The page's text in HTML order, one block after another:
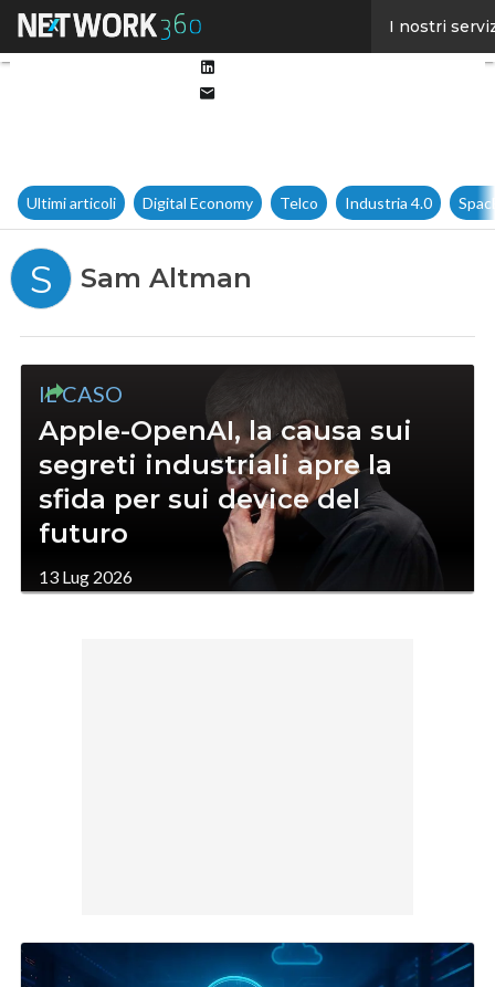
I nostri
Ultimi articoli Digital Economy Telco Industria 4.0
S Sam Altman
IL CASO
Apple-OpenAI, la causa sui
segreti industriali apre la
sfida per sui device del
futuro
13 Lug 2026